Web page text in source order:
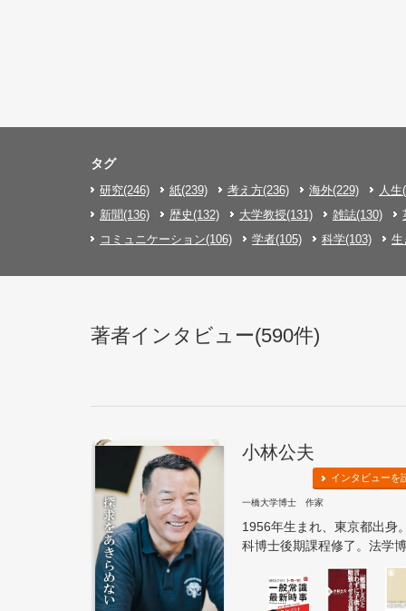
タグ
研究(246) 紙(239) 考え方(236) 海外(229)
人生
新聞(136)
歴史(132) 大学教授(131) 雑誌(130)
コミュニケーション(106)
学者(105) 科学(103) 生
著者インタビュー(590件)
小林公夫
インタビューを
一橋大学博士 作家
1956年生まれ、東京都出身
科博士後期課程修了。法学